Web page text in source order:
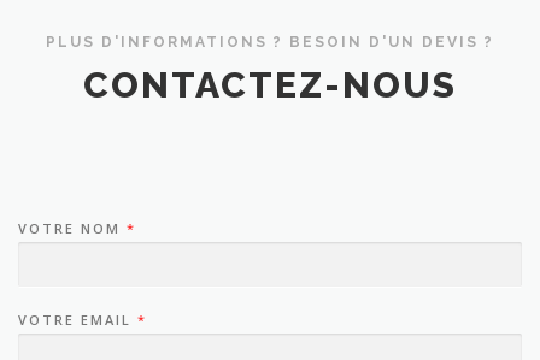
PLUS D'INFORMATIONS ? BESOIN D'UN DEVIS ?
CONTACTEZ-NOUS
VOTRE NOM *
VOTRE EMAIL *